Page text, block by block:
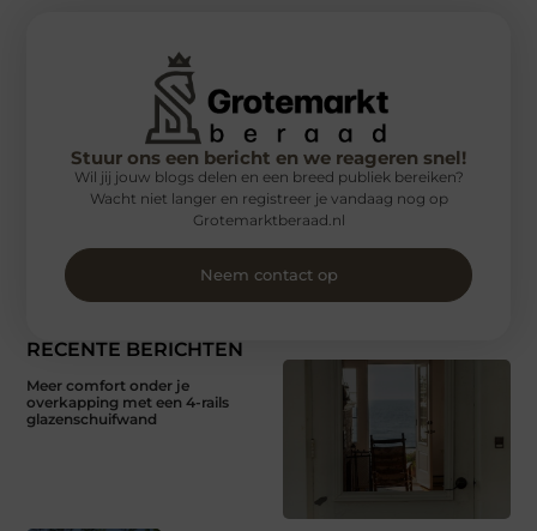
RECENTE BERICHTEN
Meer comfort onder je
overkapping met een 4-rails
glazenschuifwand
Stuur ons een bericht en we reageren snel!
Wil jij jouw blogs delen en een breed publiek bereiken?
Wacht niet langer en registreer je vandaag nog op
Grotemarktberaad.nl
Neem contact op